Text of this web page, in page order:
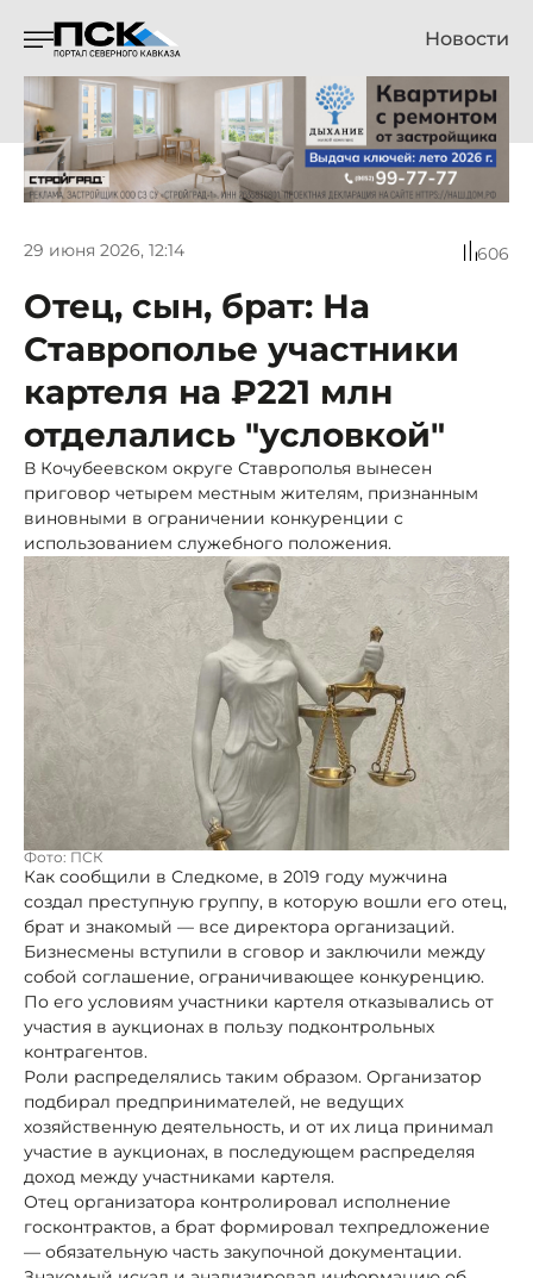
Новости
29 июня 2026, 12:14 606
Отец, сын, брат: На
Ставрополье участники
картеля на ₽221 млн
отделались "условкой"
В Кочубеевском округе Ставрополья вынесен
приговор четырем местным жителям, признанным
виновными в ограничении конкуренции с
использованием служебного положения.
Фото: ПСК
Как сообщили в Следкоме, в 2019 году мужчина
создал преступную группу, в которую вошли его отец,
брат и знакомый — все директора организаций.
Бизнесмены вступили в сговор и заключили между
собой соглашение, ограничивающее конкуренцию.
По его условиям участники картеля отказывались от
участия в аукционах в пользу подконтрольных
контрагентов.
Роли распределялись таким образом. Организатор
подбирал предпринимателей, не ведущих
хозяйственную деятельность, и от их лица принимал
участие в аукционах, в последующем распределяя
доход между участниками картеля.
Отец организатора контролировал исполнение
госконтрактов, а брат формировал техпредложение
— обязательную часть закупочной документации.